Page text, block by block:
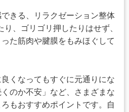
きる、リラクゼーション整体
、ゴリゴリ押したりはせず、
た筋肉や腱膜をもみほぐして
良くなってもすぐに元通りにな
のか不安」など、さまざまな
もおすすめポイントです。自